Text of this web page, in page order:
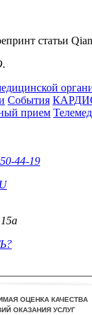
статьи
События
прием
44-19